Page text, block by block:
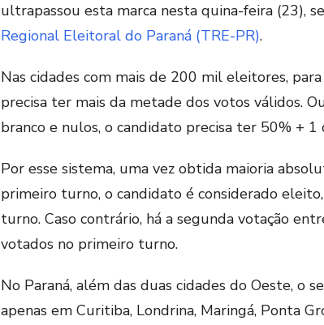
ultrapassou esta marca nesta quina-feira (23),
Regional Eleitoral do Paraná (TRE-PR).
Nas cidades com mais de 200 mil eleitores,
precisa ter mais da metade dos votos válidos.
branco e nulos, o candidato precisa ter 50% + 1
Por esse sistema, uma vez obtida maioria
primeiro turno, o candidato é considerado
turno. Caso contrário, há a segunda votação
votados no primeiro turno.
No Paraná, além das duas cidades do Oeste, o
apenas em Curitiba, Londrina, Maringá, Ponta